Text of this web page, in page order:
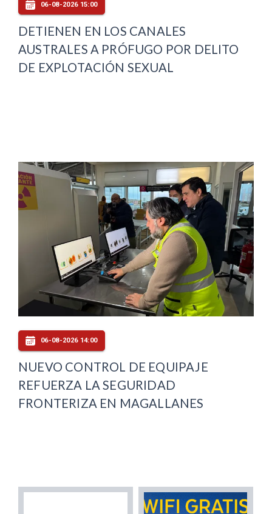
06-08-2026 15:00
DETIENEN EN LOS CANALES
AUSTRALES A PRÓFUGO POR DELITO
DE EXPLOTACIÓN SEXUAL
06-08-2026 14:00
NUEVO CONTROL DE EQUIPAJE
REFUERZA LA SEGURIDAD
FRONTERIZA EN MAGALLANES